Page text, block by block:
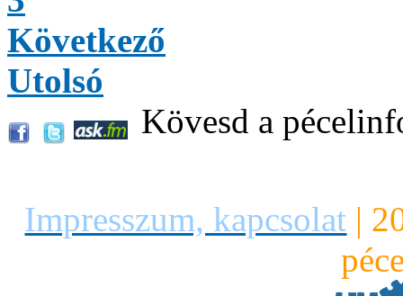
Következő
Utolsó
Kövesd a
Impresszum, kapcsolat |